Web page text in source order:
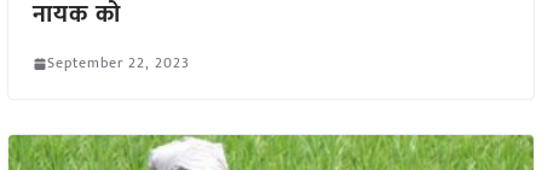
नायक को
September 22, 2023